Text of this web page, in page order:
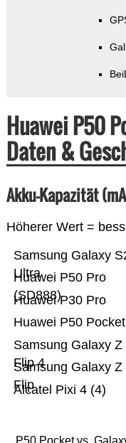
Huawei P50
Daten &
Akku-Kapazität
Höherer Wert =
Alcatel Pixi 4 (4)
Samsung Galaxy Z
Flip
Samsung Galaxy Z
Flip 4
Huawei P50 Pocket
Huawei P30 Pro
Huawei P50 Pro
(SD888)
Samsung Galaxy
Ultra
P50 Pocket vs.